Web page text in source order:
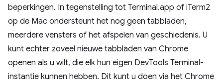
beperkingen. In tegenstelling tot Terminal.app of iTerm2
op de Mac ondersteunt het nog geen tabbladen,
meerdere vensters of het afspelen van geschiedenis. U
kunt echter zoveel nieuwe tabbladen van Chrome
openen als u wilt, die elk hun eigen DevTools Terminal-
instantie kunnen hebben. Dit kunt u doen via het Chrome